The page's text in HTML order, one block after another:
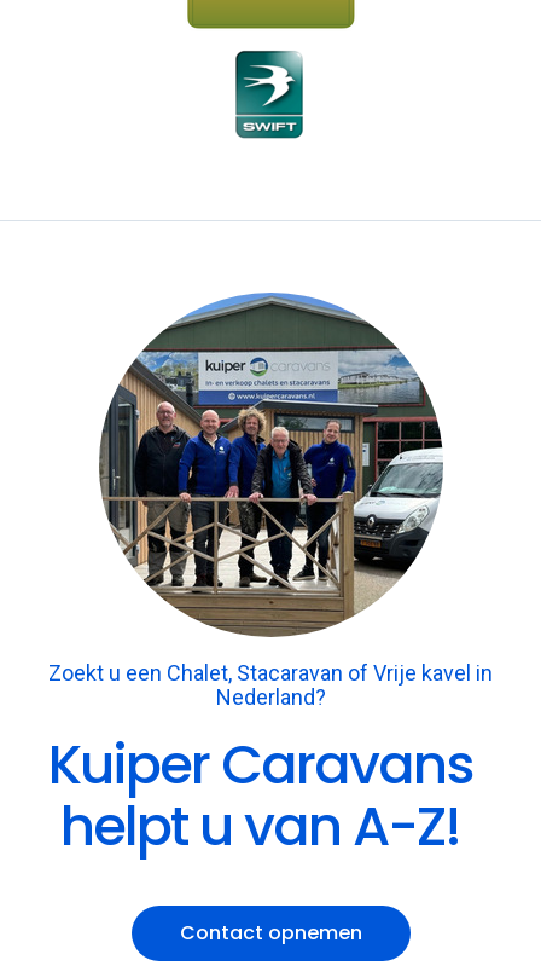
Zoekt u een Chalet, Stacaravan of Vrije kavel in
Nederland?
Kuiper Caravans
helpt u van A-Z!
Contact opnemen